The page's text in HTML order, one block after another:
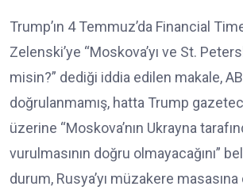
Trump’ın 4 Temmuz’da Financial
Zelenski’ye “Moskova’yı ve St.
misin?” dediği iddia edilen makale,
doğrulanmamış, hatta Trump
üzerine “Moskova’nın Ukrayna
vurulmasının doğru olmayacağını”
durum, Rusya’yı müzakere